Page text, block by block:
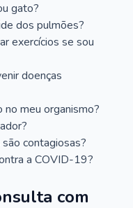
gato?
dos pulmões?
exercícios se sou
doenças
meu organismo?
contagiosas?
a COVID-19?
com